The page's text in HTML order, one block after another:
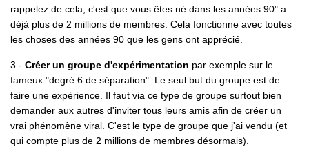
rappelez de cela, c'est que vous êtes né dans les années 90" a
déjà plus de 2 millions de membres. Cela fonctionne avec toutes
les choses des années 90 que les gens ont apprécié.
3 - Créer un groupe d'expérimentation par exemple sur le
fameux "degré 6 de séparation". Le seul but du groupe est de
faire une expérience. Il faut via ce type de groupe surtout bien
demander aux autres d'inviter tous leurs amis afin de créer un
vrai phénomène viral. C'est le type de groupe que j'ai vendu (et
qui compte plus de 2 millions de membres désormais).